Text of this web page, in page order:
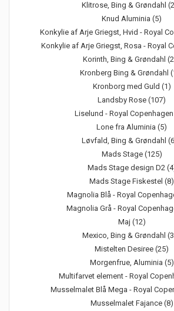
Klitrose, Bing & Grøndahl
Knud Aluminia (5)
Konkylie af Arje Griegst, Hvid - Royal
Konkylie af Arje Griegst, Rosa - Royal
Korinth, Bing & Grøndahl
Kronberg Bing & Grøndahl
Kronborg med Guld (1)
Landsby Rose (107)
Liselund - Royal
Lone fra Aluminia (5)
Løvfald, Bing & Grøndahl
Mads Stage (125)
Mads Stage design D2
Mads Stage Fiskestel (8)
Magnolia Blå - Royal
Magnolia Grå - Royal
Maj (12)
Mexico, Bing & Grøndahl
Mistelten Desiree (25)
Morgenfrue, Aluminia (5)
Multifarvet element - Royal
Musselmalet Blå Mega - Royal
Musselmalet Fajance (8)